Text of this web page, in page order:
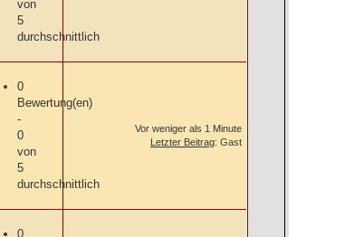
von
5
durchschnittlich
0
Bewertung(en)
-
0
von
5
durchschnittlich
Vor weniger als 1 Minute
Letzter Beitrag: Gast
0